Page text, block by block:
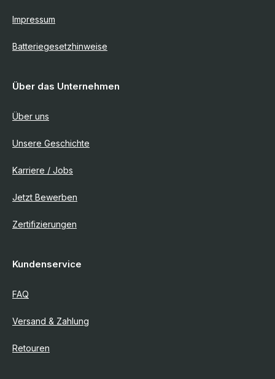
Impressum
Batteriegesetzhinweise
Über das Unternehmen
Über uns
Unsere Geschichte
Karriere / Jobs
Jetzt Bewerben
Zertifizierungen
Kundenservice
FAQ
Versand & Zahlung
Retouren